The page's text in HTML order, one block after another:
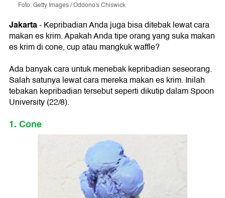
Foto: Getty Images / Oddono's Chiswick
Jakarta- Kepribadian Anda juga bisa ditebak lewat cara
makan es krim. Apakah Anda tipe orang yang suka makan
es krim di cone, cup atau mangkuk waffle?
Ada banyak cara untuk menebak kepribadian seseorang.
Salah satunya lewat cara mereka makan es krim. Inilah
tebakan kepribadian tersebut seperti dikutip dalam Spoon
University (22/8).
1. Cone